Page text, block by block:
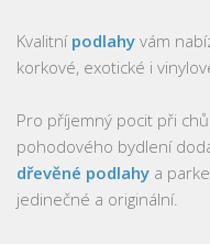
Kvalitní podlahy vám
korkové, exotické i
Pro příjemný pocit při
pohodového bydlení
dřevěné podlahy a
jedinečné a originální.